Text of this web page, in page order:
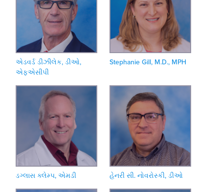
એડવર્ડ ડીઝીલેક, ડીઓ,
એફએસીપી
Stephanie Gill, M.D., MPH
ડગ્લાસ ક્લેમ્પ, એમડી હેનરી સી. નોવરોસ્કી, ડીઓ